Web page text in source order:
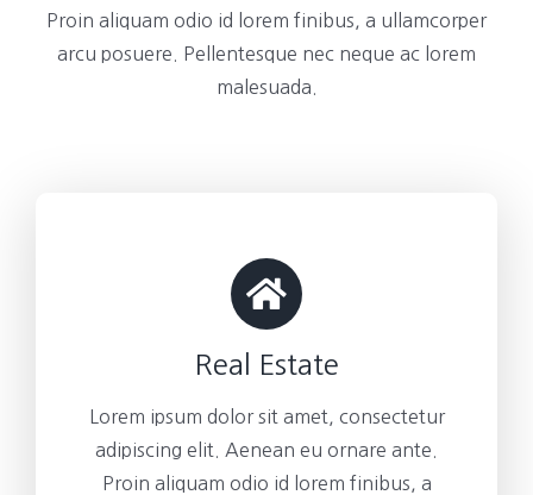
Proin aliquam odio id lorem finibus, a ullamcorper
arcu posuere. Pellentesque nec neque ac lorem
malesuada.
Real Estate
Lorem ipsum dolor sit amet, consectetur
adipiscing elit. Aenean eu ornare ante.
Proin aliquam odio id lorem finibus, a